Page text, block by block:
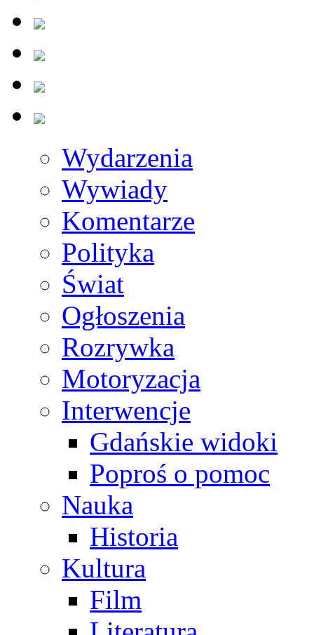
Wydarzenia
Wywiady
Komentarze
Polityka
Świat
Ogłoszenia
Rozrywka
Motoryzacja
Interwencje
Gdańskie widoki
Poproś o pomoc
Nauka
Historia
Kultura
Film